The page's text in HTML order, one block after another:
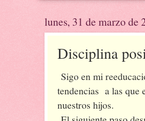
lunes, 31 de marzo de
Disciplina
Sigo en mi
tendencias a las que
nuestros hijos.